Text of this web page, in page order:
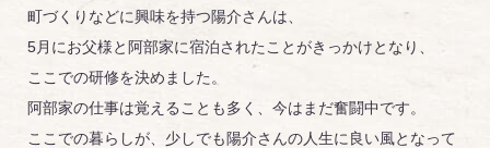
町づくりなどに興味を持つ陽介さんは、
5月にお父様と阿部家に宿泊されたことがきっかけとなり、
ここでの研修を決めました。
阿部家の仕事は覚えることも多く、今はまだ奮闘中です。
ここでの暮らしが、少しでも陽介さんの人生に良い風となって